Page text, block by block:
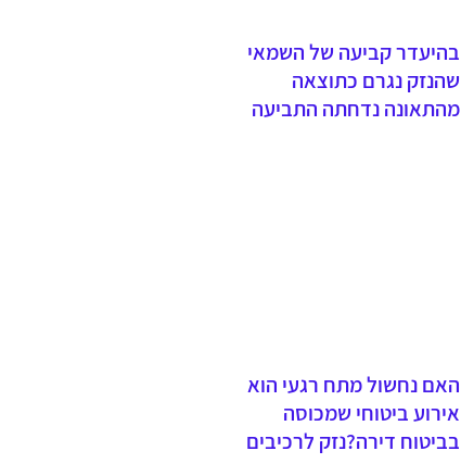
בהיעדר קביעה של השמאי
שהנזק נגרם כתוצאה
מהתאונה נדחתה התביעה
האם נחשול מתח רגעי הוא
אירוע ביטוחי שמכוסה
בביטוח דירה?נזק לרכיבים